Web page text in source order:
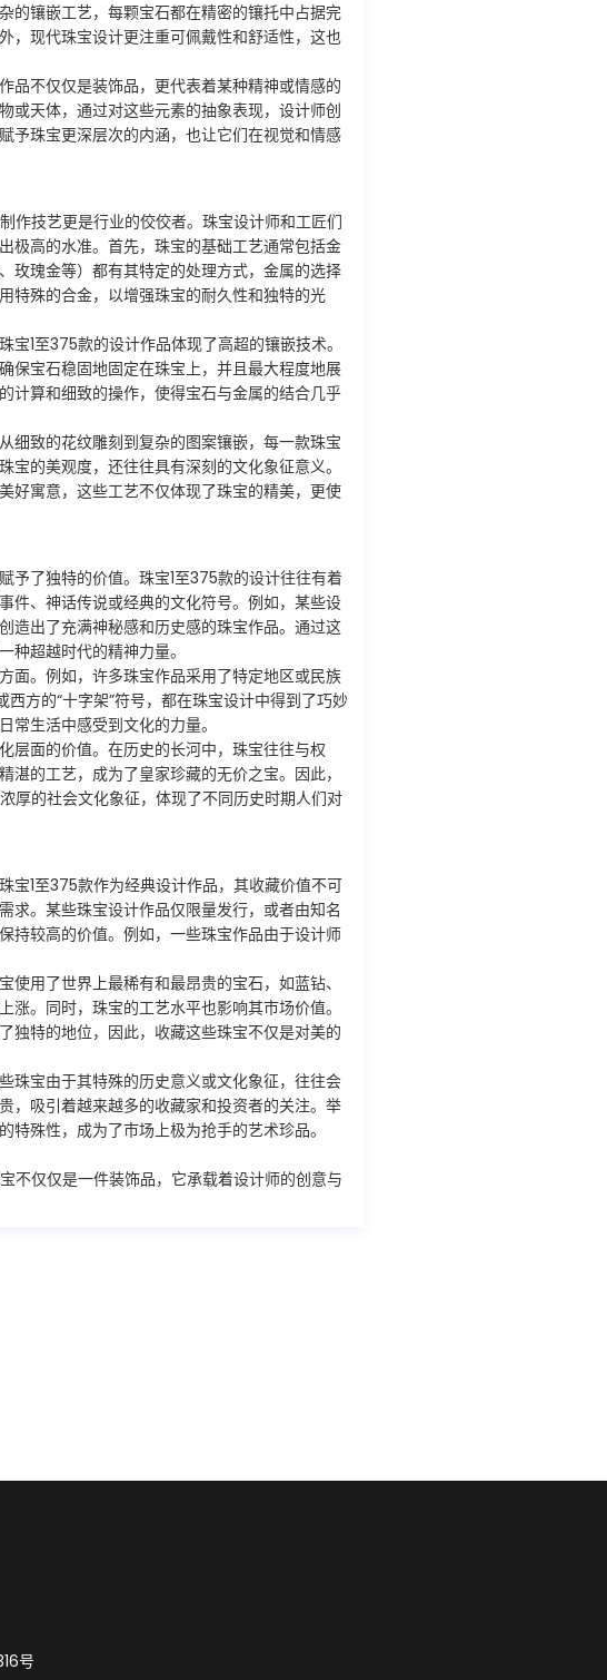
的镶嵌工艺，每颗宝石都在精密的镶托中占据完
，现代珠宝设计更注重可佩戴性和舒适性，这也
品不仅仅是装饰品，更代表着某种精神或情感的
或天体，通过对这些元素的抽象表现，设计师创
予珠宝更深层次的内涵，也让它们在视觉和情感
作技艺更是行业的佼佼者。珠宝设计师和工匠们
极高的水准。首先，珠宝的基础工艺通常包括金
玫瑰金等）都有其特定的处理方式，金属的选择
特殊的合金，以增强珠宝的耐久性和独特的光
1至375款的设计作品体现了高超的镶嵌技术。
保宝石稳固地固定在珠宝上，并且最大程度地展
计算和细致的操作，使得宝石与金属的结合几乎
细致的花纹雕刻到复杂的图案镶嵌，每一款珠宝
的美观度，还往往具有深刻的文化象征意义。
好寓意，这些工艺不仅体现了珠宝的精美，更使
予了独特的价值。珠宝1至375款的设计往往有着
件、神话传说或经典的文化符号。例如，某些设
造出了充满神秘感和历史感的珠宝作品。通过这
超越时代的精神力量。
面。例如，许多珠宝作品采用了特定地区或民族
方的“十字架”符号，都在珠宝设计中得到了巧妙
生活中感受到文化的力量。
层面的价值。在历史的长河中，珠宝往往与权
的工艺，成为了皇家珍藏的无价之宝。因此，
厚的社会文化象征，体现了不同历史时期人们对
宝1至375款作为经典设计作品，其收藏价值不可
求。某些珠宝设计作品仅限量发行，或者由知名
持较高的价值。例如，一些珠宝作品由于设计师
用了世界上最稀有和最昂贵的宝石，如蓝钻、
。同时，珠宝的工艺水平也影响其市场价值。
独特的地位，因此，收藏这些珠宝不仅是对美的
珠宝由于其特殊的历史意义或文化象征，往往会
，吸引着越来越多的收藏家和投资者的关注。举
殊性，成为了市场上极为抢手的艺术珍品。
不仅仅是一件装饰品，它承载着设计师的创意与
号